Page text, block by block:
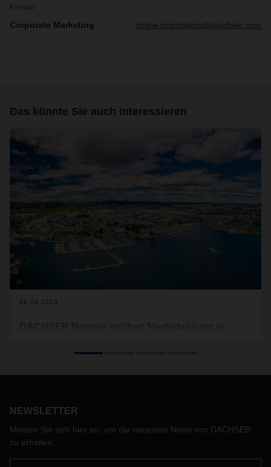
Kontakt
Corporate Marketing online.promotions@dachser.com
Das könnte Sie auch interessieren
26.09.2023
norwegischen Markt aus, um Kunden in Süd- und
NEWSLETTER
Melden Sie sich hier an, um die neuesten News von DACHSER
zu erhalten.